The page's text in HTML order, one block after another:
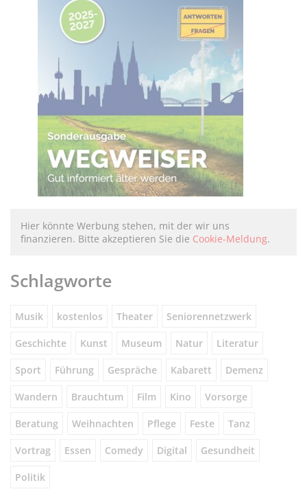
Hier könnte Werbung stehen, mit der wir uns
finanzieren. Bitte akzeptieren Sie die Cookie-Meldung.
Schlagworte
Musik kostenlos Theater Seniorennetzwerk
Geschichte Kunst Museum Natur Literatur
Sport Führung Gespräche Kabarett Demenz
Wandern Brauchtum Film Kino Vorsorge
Beratung Weihnachten Pflege Feste Tanz
Vortrag Essen Comedy Digital Gesundheit
Politik